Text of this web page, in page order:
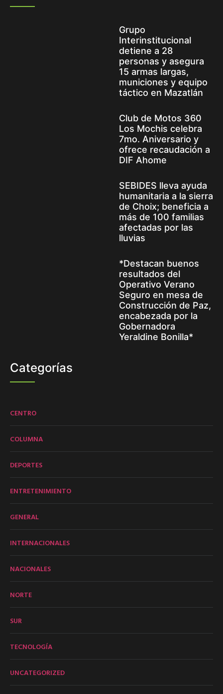
Grupo
Interinstitucional
detiene a 28
personas y asegura
15 armas largas,
municiones y equipo
táctico en Mazatlán
Club de Motos 360
Los Mochis celebra
7mo. Aniversario y
ofrece recaudación a
DIF Ahome
SEBIDES lleva ayuda
humanitaria a la sierra
de Choix; beneficia a
más de 100 familias
afectadas por las
lluvias
*Destacan buenos
resultados del
Operativo Verano
Seguro en mesa de
Construcción de Paz,
encabezada por la
Gobernadora
Yeraldine Bonilla*
Categorías
CENTRO
COLUMNA
DEPORTES
ENTRETENIMIENTO
GENERAL
INTERNACIONALES
NACIONALES
NORTE
SUR
TECNOLOGÍA
UNCATEGORIZED